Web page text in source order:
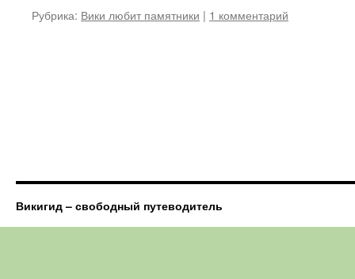
Рубрика: Вики любит памятники | 1 комментарий
Викигид – свободный путеводитель